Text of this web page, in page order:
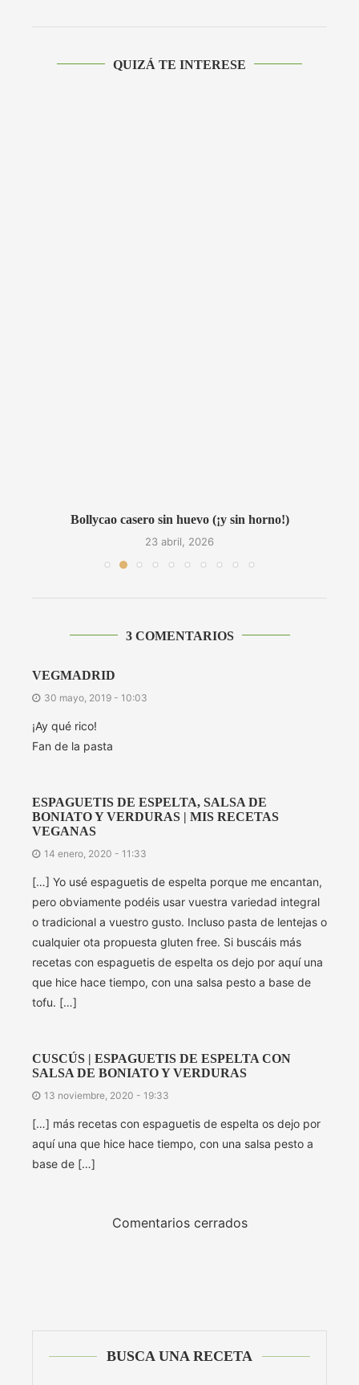
QUIZÁ TE INTERESE
Bollycao casero sin huevo (¡y sin horno!)
23 abril, 2026
3 COMENTARIOS
VEGMADRID
30 mayo, 2019 - 10:03
¡Ay qué rico!
Fan de la pasta
ESPAGUETIS DE ESPELTA, SALSA DE
BONIATO Y VERDURAS | MIS RECETAS
VEGANAS
14 enero, 2020 - 11:33
[…] Yo usé espaguetis de espelta porque me encantan,
pero obviamente podéis usar vuestra variedad integral
o tradicional a vuestro gusto. Incluso pasta de lentejas o
cualquier ota propuesta gluten free. Si buscáis más
recetas con espaguetis de espelta os dejo por aquí una
que hice hace tiempo, con una salsa pesto a base de
tofu. […]
CUSCÚS | ESPAGUETIS DE ESPELTA CON
SALSA DE BONIATO Y VERDURAS
13 noviembre, 2020 - 19:33
[…] más recetas con espaguetis de espelta os dejo por
aquí una que hice hace tiempo, con una salsa pesto a
base de […]
Comentarios cerrados
BUSCA UNA RECETA